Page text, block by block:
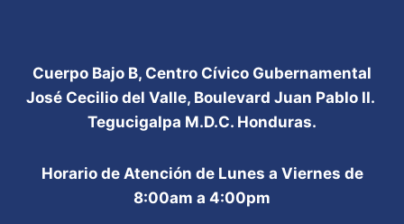
Cuerpo Bajo B, Centro Cívico Gubernamental
José Cecilio del Valle, Boulevard Juan Pablo II.
Tegucigalpa M.D.C. Honduras.
Horario de Atención de Lunes a Viernes de
8:00am a 4:00pm